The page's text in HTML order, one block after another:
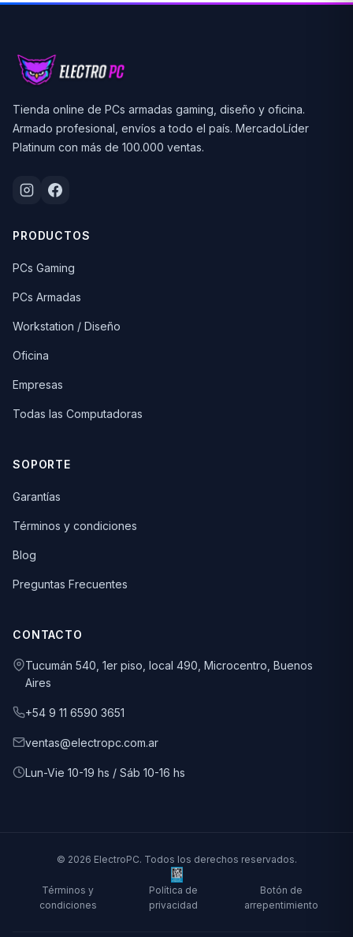
Tienda online de PCs armadas gaming, diseño y oficina.
Armado profesional, envíos a todo el país. MercadoLíder
Platinum con más de 100.000 ventas.
PRODUCTOS
PCs Gaming
PCs Armadas
Workstation / Diseño
Oficina
Empresas
Todas las Computadoras
SOPORTE
Garantías
Términos y condiciones
Blog
Preguntas Frecuentes
CONTACTO
Tucumán 540, 1er piso, local 490, Microcentro, Buenos
Aires
+54 9 11 6590 3651
ventas@electropc.com.ar
Lun-Vie 10-19 hs / Sáb 10-16 hs
© 2026 ElectroPC. Todos los derechos reservados.
Términos y
condiciones
Política de
privacidad
Botón de
arrepentimiento